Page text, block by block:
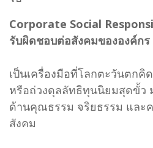
Corporate Social
รับผิดชอบต่อสังคมขององค์กร
เป็นเครื่องมือที่โลกตะวันตก
หรือถ่วงดุลลัทธิทุนนิยมสุดขั้ว
ด้านคุณธรรม จริยธรรม และ
สังคม